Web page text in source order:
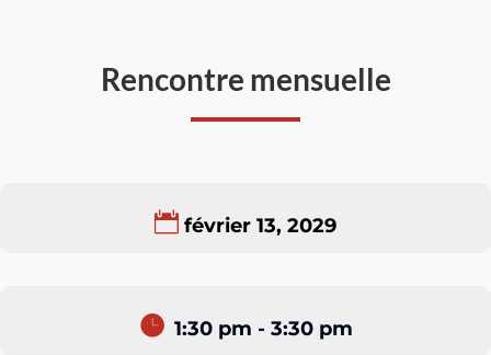
Rencontre mensuelle
février 13, 2029
1:30 pm - 3:30 pm